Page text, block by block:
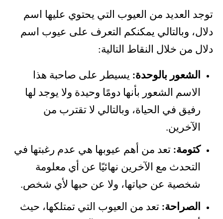
توجد العديد من العيوب التي يحتوي عليها اسم
دلال، وبالتالي يمكنكم التعرف على عيوب اسم
دلال من خلال النقاط التالية:
الشعور بالوحدة: يسيطر على صاحبة هذا
الاسم الشعور بأنها دومًا وحيدة ولا يوجد لها
رفيق في الحياة، وبالتالي لا تقترب من
الآخرين.
كتومة: تعد من أهم عيوبها هي عدم رغبتها في
التحدث مع الآخرين نهائيًا عن أي معلومة
شخصية عن حياتها، ولا عن حبها لأي شخص.
الصراحة: تعد من العيوب التي تمتلكها، حيث